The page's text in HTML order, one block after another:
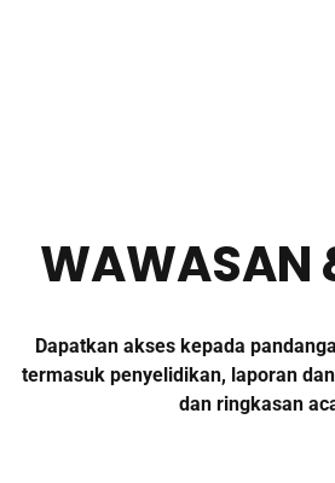
WAWASAN
Dapatkan akses kepada
termasuk penyelidikan, laporan
dan ringkasan